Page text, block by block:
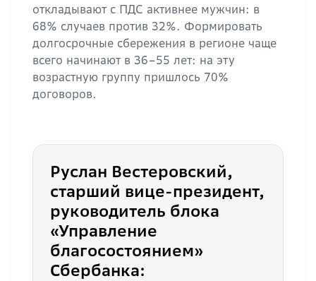
откладывают с ПДС активнее мужчин: в
68% случаев против 32%. Формировать
долгосрочные сбережения в регионе чаще
всего начинают в 36–55 лет: на эту
возрастную группу пришлось 70%
договоров.
Руслан Вестеровский,
старший вице-президент,
руководитель блока
«Управление
благосостоянием»
Сбербанка: